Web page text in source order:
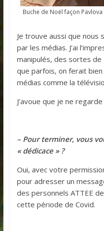
Buche de Noël façon Pavlova
Je trouve aussi que nous
par les médias. J’ai
manipulés, des sortes de
que parfois, on ferait
médias comme la
J’avoue que je ne
– Pour terminer, vous
« dédicace » ?
Oui, avec votre
pour adresser un
des personnels ATTEE
cette période de Covid.